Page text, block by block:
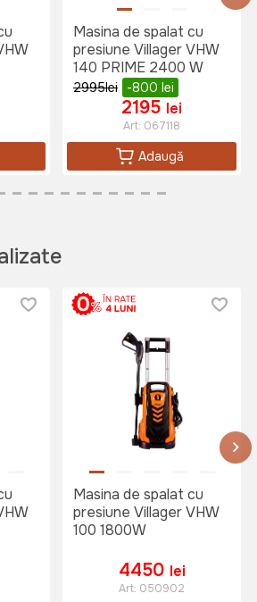
Masina de spalat cu
presiune Villager VHW
140 PRIME 2400 W
2995lei -800 lei
2195 lei
Art: 067118
Adaugă
Masina de spalat cu
presiune Villager VHW
100 1800W
4450 lei
Art: 050902